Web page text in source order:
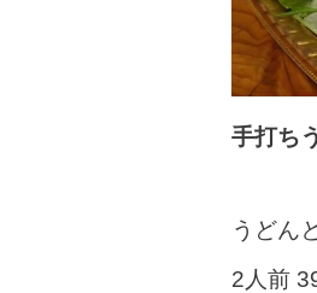
手打ち
うどん
2人前